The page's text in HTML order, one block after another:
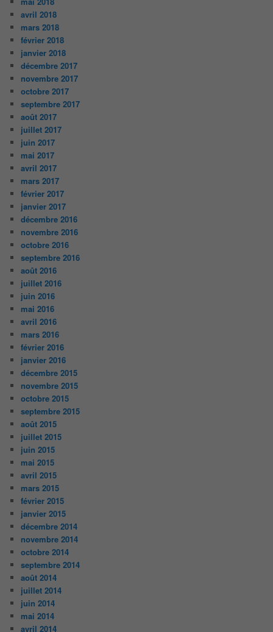
avril 2018
mars 2018
février 2018
janvier 2018
décembre 2017
novembre 2017
octobre 2017
septembre 2017
août 2017
juillet 2017
juin 2017
mai 2017
avril 2017
mars 2017
février 2017
janvier 2017
décembre 2016
novembre 2016
octobre 2016
septembre 2016
août 2016
juillet 2016
juin 2016
mai 2016
avril 2016
mars 2016
février 2016
janvier 2016
décembre 2015
novembre 2015
octobre 2015
septembre 2015
août 2015
juillet 2015
juin 2015
mai 2015
avril 2015
mars 2015
février 2015
janvier 2015
décembre 2014
novembre 2014
octobre 2014
septembre 2014
août 2014
juillet 2014
juin 2014
mai 2014
avril 2014